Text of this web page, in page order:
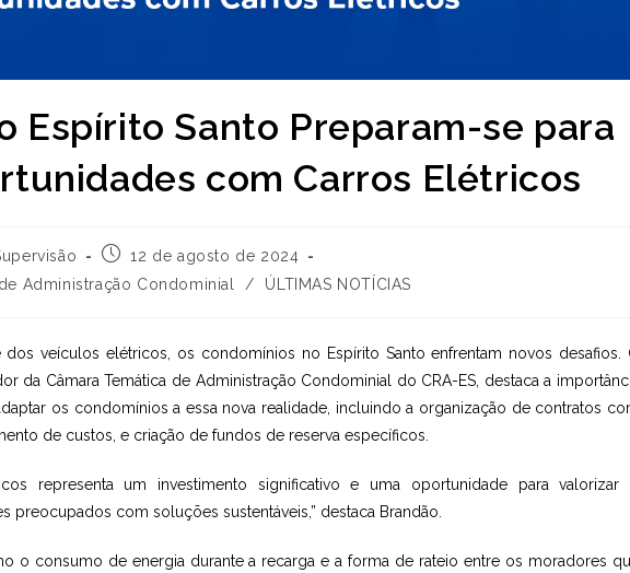
Espírito Santo Preparam-se para
com Carros Elétricos
Post
publicado:
12 de agosto de 2024
Administração Condominial / ÚLTIMAS NOTÍCIAS
veículos elétricos, os condomínios no Espírito Santo enfrentam novos desafios.
da Câmara Temática de Administração Condominial do CRA-ES, destaca a
os condomínios a essa nova realidade, incluindo a organização de contratos
de custos, e criação de fundos de reserva específicos.
representa um investimento significativo e uma oportunidade para valorizar
preocupados com soluções sustentáveis,” destaca Brandão.
o consumo de energia durante a recarga e a forma de rateio entre os moradores